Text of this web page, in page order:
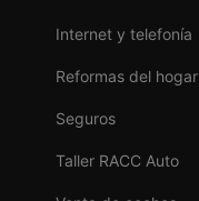
Internet y telefonía
Reformas del hogar
Seguros
Taller RACC Auto